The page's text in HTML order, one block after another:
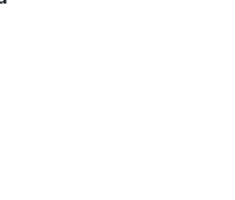
correto agir dessa
que fazia parte da
tempo, ela ainda